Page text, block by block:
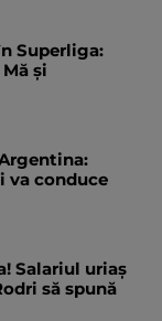
Superliga:
și
va conduce
Salariul uriaș
să spună